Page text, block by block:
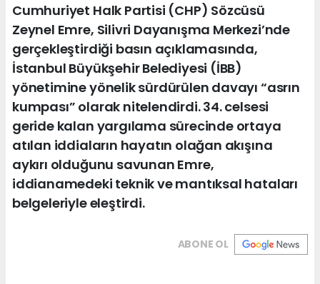
Cumhuriyet Halk Partisi (CHP) Sözcüsü
Zeynel Emre, Silivri Dayanışma Merkezi’nde
gerçekleştirdiği basın açıklamasında,
İstanbul Büyükşehir Belediyesi (İBB)
yönetimine yönelik sürdürülen davayı “asrın
kumpası” olarak nitelendirdi. 34. celsesi
geride kalan yargılama sürecinde ortaya
atılan iddiaların hayatın olağan akışına
aykırı olduğunu savunan Emre,
iddianamedeki teknik ve mantıksal hataları
belgeleriyle eleştirdi.
ABONE OL